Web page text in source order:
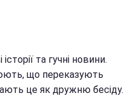
та гучні новини.
що переказують
це як дружню бесіду.